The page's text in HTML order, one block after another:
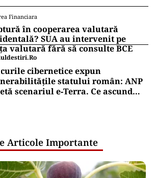
Financiara
în cooperarea valutară
SUA au intervenit pe
valutară fără să consulte BCE
cibernetice expun
statului român: ANP
scenariul e‑Terra. Ce ascund
Articole Importante